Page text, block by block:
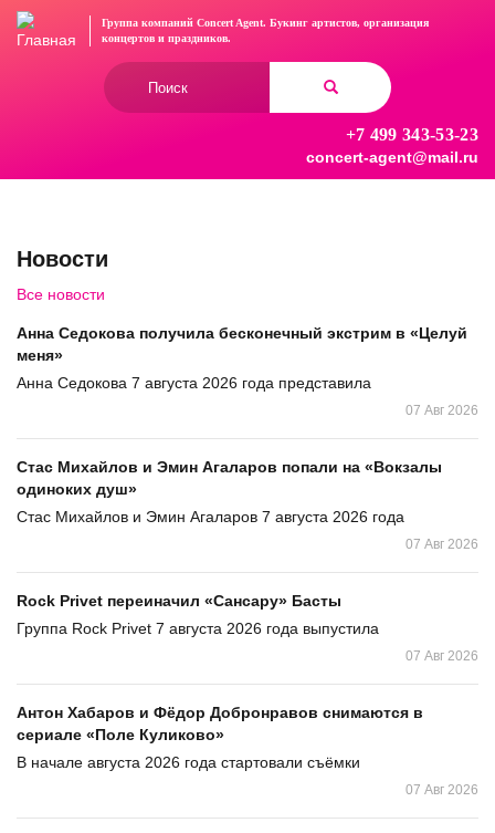
Перейти
Группа компаний Concert Agent. Букинг артистов, организация
концертови праздников.
+7 499 343-53-23
concert-agent@mail.ru
Новости
Все новости
Анна Седокова получила бесконечный экстрим в «Целуй
меня»
Анна Седокова 7 августа 2026 года представила
07 Авг 2026
Стас Михайлов и Эмин Агаларов попали на «Вокзалы
одиноких душ»
Стас Михайлов и Эмин Агаларов 7 августа 2026 года
07 Авг 2026
Rock Privet переиначил «Сансару» Басты
Группа Rock Privet 7 августа 2026 года выпустила
07 Авг 2026
Антон Хабаров и Фёдор Добронравов снимаются в
сериале «Поле Куликово»
В начале августа 2026 года стартовали съёмки
07 Авг 2026